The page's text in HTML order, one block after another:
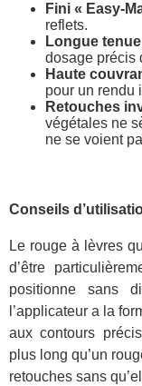
Fini « Easy-
reflets.
Longue
dosage précis
Haute
pour un rendu
Retouches
végétales ne
ne se voient
Conseils
Le rouge à lèvres
d’être
positionne sans
l’applicateur a la
aux contours
plus long qu’un
retouches sans